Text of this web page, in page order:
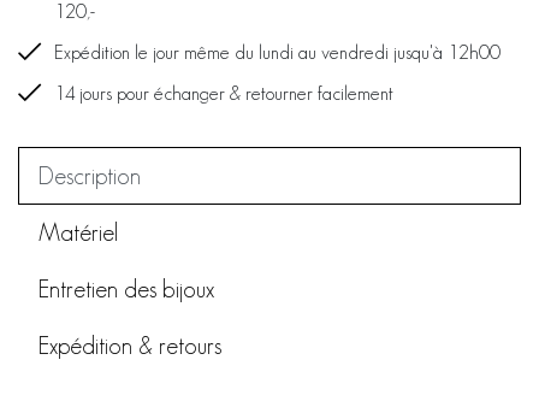
120,-
Expédition le jour même du lundi au vendredi jusqu'à 12h00
14 jours pour échanger & retourner facilement
Description
Matériel
Entretien des bijoux
Expédition & retours